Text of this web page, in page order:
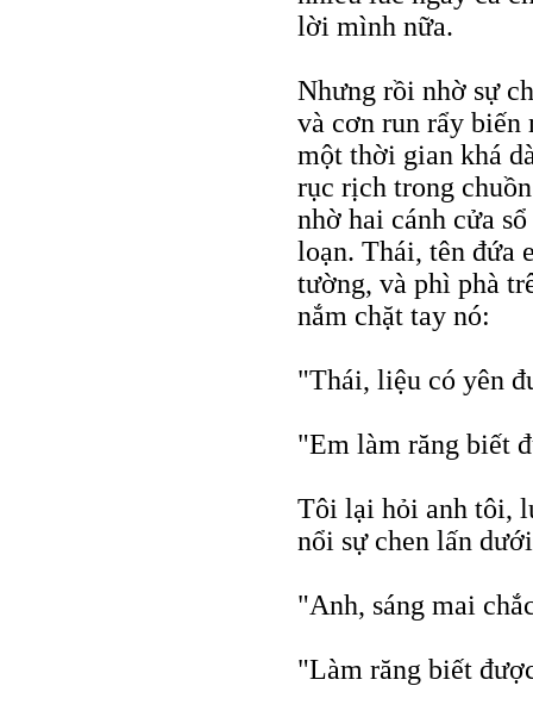
lời mình nữa.
Nhưng rồi nhờ sự
và cơn run rẩy biến
một thời gian khá
rục rịch trong
nhờ hai cánh cửa
loạn. Thái, tên đứa
tường, và phì phà
nắm chặt tay nó:
"Thái, liệu có yên
"Em làm răng biết
Tôi lại hỏi anh tôi,
nổi sự chen lấn
"Anh, sáng mai
"Làm răng biết